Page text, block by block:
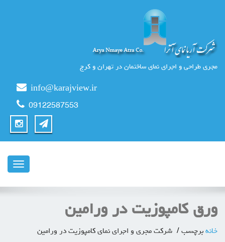
مجری طراحی و اجرای نمای ساختمان در تهران و کرج
info@karajview.ir
09122587553
ناوبری
ورق کامپوزیت در ورامین
خانه برچسب شرکت مجری و اجرای نمای کامپوزیت در ورامین